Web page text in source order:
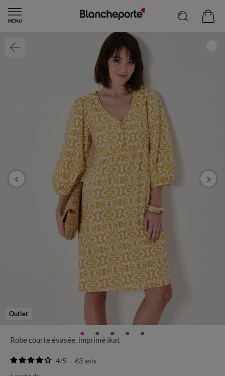
Outlet
Robe courte évasée, imprimé ikat
4/5 - 63avis